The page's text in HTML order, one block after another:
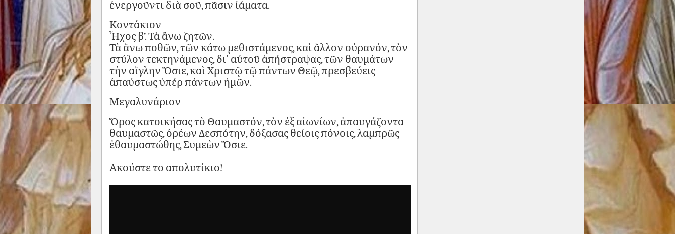
ἐνεργοῦντι διὰ σοῦ, πᾶσιν ἰάματα.
Κοντάκιον
Ἦχος β’. Τὰ ἄνω ζητῶν.
Τὰ ἄνω ποθῶν, τῶν κάτω μεθιστάμενος, καὶ ἄλλον οὐρανόν, τὸν
στύλον τεκτηνάμενος, δι᾽ αὐτοῦ ἀπήστραψας, τῶν θαυμάτων
τὴν αἴγλην Ὅσιε, καὶ Χριστῷ τῷ πάντων Θεῷ, πρεσβεύεις
ἀπαύστως ὑπέρ πάντων ἡμῶν.
Μεγαλυνάριον
Ὄρος κατοικήσας τὸ Θαυμαστόν, τὸν ἐξ αἰωνίων, ἀπαυγάζοντα
θαυμαστῶς, ὀρέων Δεσπότην, δόξασας θείοις πόνοις, λαμπρῶς
ἐθαυμαστώθης, Συμεὼν Ὅσιε.
Ακούστε το απολυτίκιο!